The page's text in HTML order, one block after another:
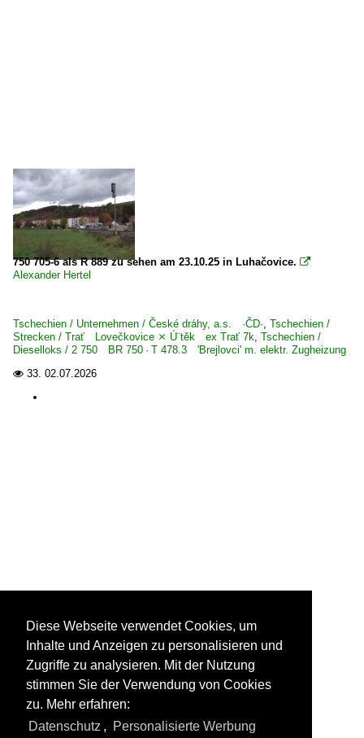
750 705-6 als R 889 zu sehen am 23.10.25 in Luhačovice. 
Alexander Hertel
Tschechien / Unternehmen / České dráhy, a.s. ·ČD·, Tschechien /
Strecken / Trať Lovečkovice ⨯ Ú¨těk ex Trať 7k, Tschechien /
Dieselloks / 2 750 BR 750 · T 478.3 'Brejlovci' m. elektr. Zugheizung
 33. 02.07.2026
Diese Webseite verwendet Cookies, um
Inhalte und Anzeigen zu personalisieren und
Zugriffe zu analysieren. Mit der Nutzung
stimmen Sie der Verwendung von Cookies
zu. Mehr erfahren:
Datenschutz , Personalisierte Werbung